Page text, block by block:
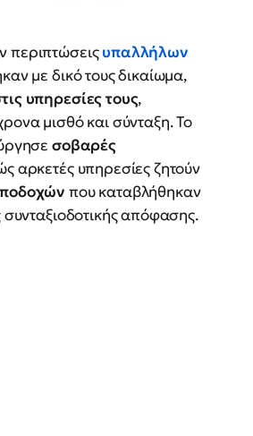
περιπτώσειςυπαλλήλων
με δικό τους δικαίωμα,
υπηρεσίες τους,
μισθό και σύνταξη. Το
σοβαρές
αρκετές υπηρεσίες ζητούν
που καταβλήθηκαν
απόφασης.